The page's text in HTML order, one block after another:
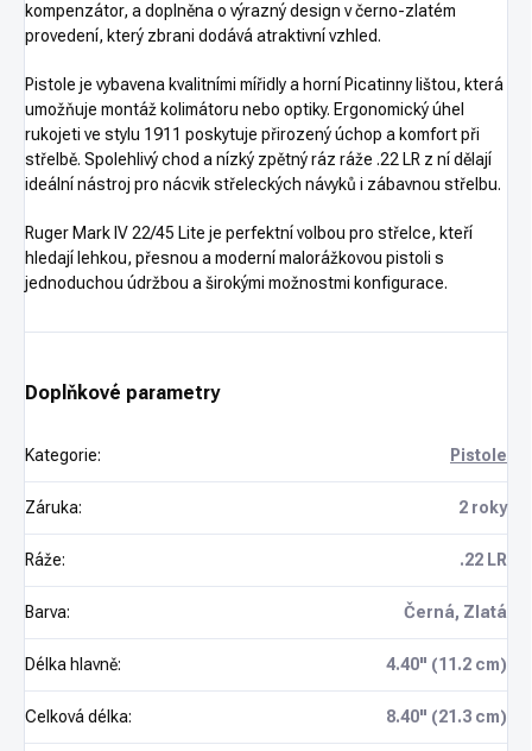
kompenzátor, a doplněna o výrazný design v černo-zlatém
provedení, který zbrani dodává atraktivní vzhled.
Pistole je vybavena kvalitními mířidly a horní Picatinny lištou, která
umožňuje montáž kolimátoru nebo optiky. Ergonomický úhel
rukojeti ve stylu 1911 poskytuje přirozený úchop a komfort při
střelbě. Spolehlivý chod a nízký zpětný ráz ráže .22 LR z ní dělají
ideální nástroj pro nácvik střeleckých návyků i zábavnou střelbu.
Ruger Mark IV 22/45 Lite je perfektní volbou pro střelce, kteří
hledají lehkou, přesnou a moderní malorážkovou pistoli s
jednoduchou údržbou a širokými možnostmi konfigurace.
Doplňkové parametry
Kategorie: Pistole
Záruka: 2 roky
Ráže: .22 LR
Barva: Černá, Zlatá
Délka hlavně: 4.40" (11.2 cm)
Celková délka: 8.40" (21.3 cm)